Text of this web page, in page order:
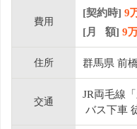
費用
[契約時] 9
[月 額] 9
住所 群馬県 前
交通
JR両毛線
バス下車